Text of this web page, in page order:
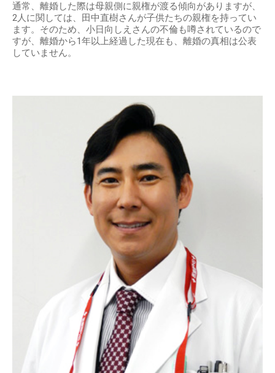
通常、離婚した際は母親側に親権が渡る傾向がありますが、
2人に関しては、田中直樹さんが子供たちの親権を持ってい
ます。そのため、小日向しえさんの不倫も噂されているので
すが、離婚から1年以上経過した現在も、離婚の真相は公表
していません。